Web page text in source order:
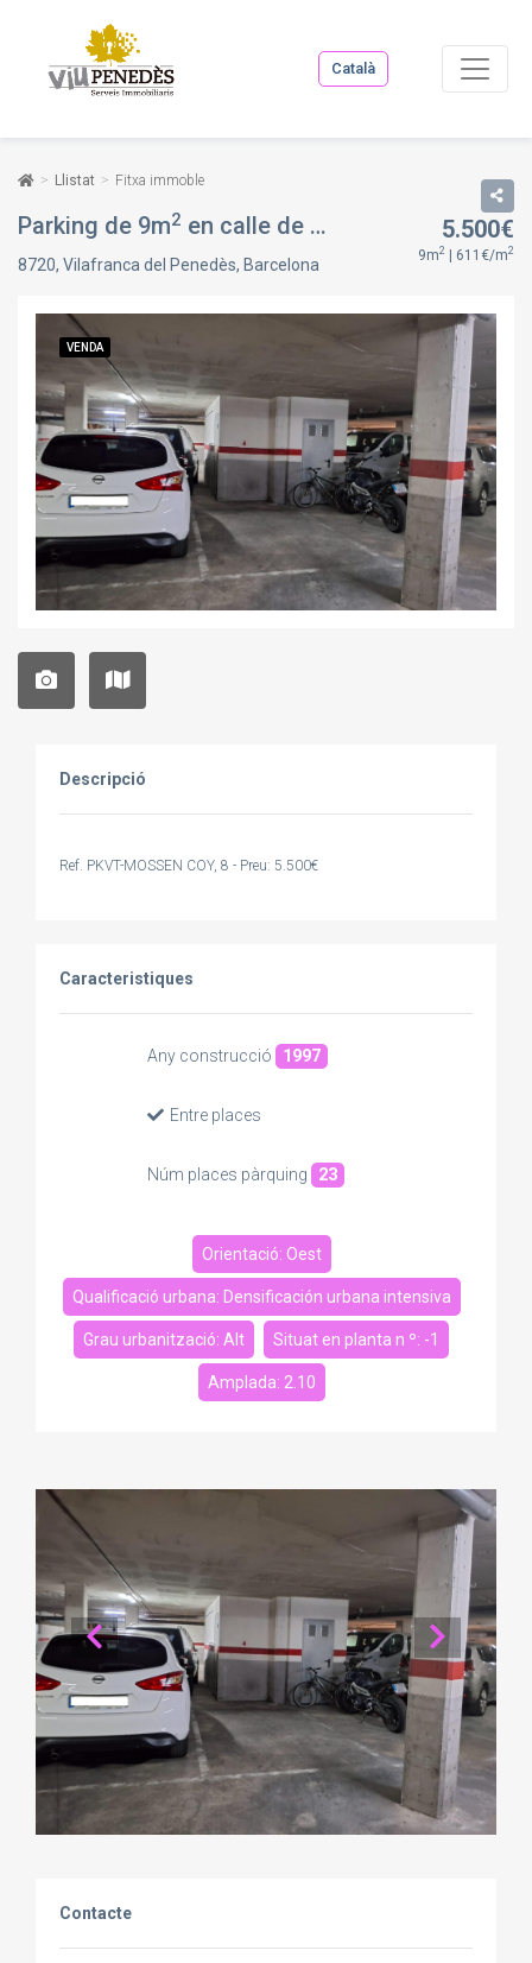
Català
Llistat Fitxa immoble
Parking de 9m2 en calle de mossèn coy, 8, en Vilafranca del Penedès, Barcelona
8720, Vilafranca del Penedès, Barcelona
5.500€
9m2 | 611€/m2
VENDA
Descripció
Ref. PKVT-MOSSEN COY, 8 - Preu: 5.500€
Caracteristiques
Any construcció 1997
Entre places
Núm places pàrquing 23
Orientació: Oest
Qualificació urbana: Densificación urbana intensiva
Grau urbanització: Alt Situat en planta n º: -1
Amplada: 2.10
Contacte